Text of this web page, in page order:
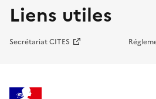
Liens utiles
Secrétariat CITES